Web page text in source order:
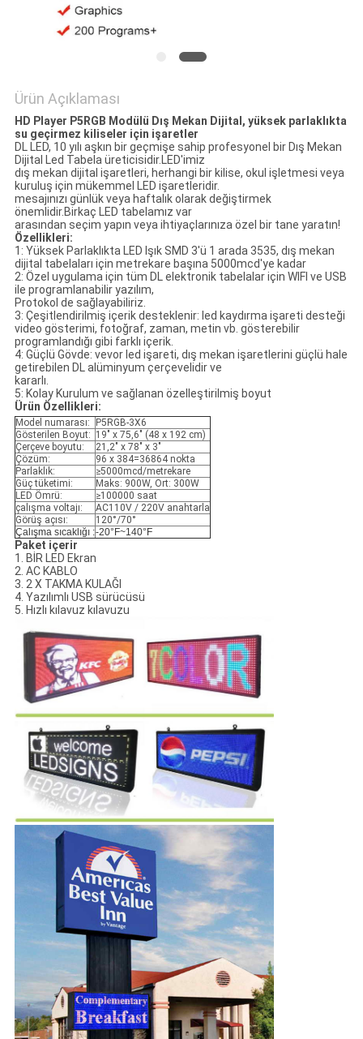
Ürün Açıklaması
HD Player P5RGB Modülü Dış Mekan Dijital, yüksek parlaklıkta
su geçirmez kiliseler için işaretler
DL LED, 10 yılı aşkın bir geçmişe sahip profesyonel bir Dış Mekan
Dijital Led Tabela üreticisidir.LED'imiz
dış mekan dijital işaretleri, herhangi bir kilise, okul işletmesi veya
kuruluş için mükemmel LED işaretleridir.
mesajınızı günlük veya haftalık olarak değiştirmek
önemlidir.Birkaç LED tabelamız var
arasından seçim yapın veya ihtiyaçlarınıza özel bir tane yaratın!
Özellikleri:
1: Yüksek Parlaklıkta LED Işık SMD 3'ü 1 arada 3535, dış mekan
dijital tabelaları için metrekare başına 5000mcd'ye kadar
2: Özel uygulama için tüm DL elektronik tabelalar için WIFI ve USB
ile programlanabilir yazılım,
Protokol de sağlayabiliriz.
3: Çeşitlendirilmiş içerik desteklenir: led kaydırma işareti desteği
video gösterimi, fotoğraf, zaman, metin vb. gösterebilir
programlandığı gibi farklı içerik.
4: Güçlü Gövde: vevor led işareti, dış mekan işaretlerini güçlü hale
getirebilen DL alüminyum çerçevelidir ve
kararlı.
5: Kolay Kurulum ve sağlanan özelleştirilmiş boyut
Ürün Özellikleri:
Model numarası:
P5RGB-3X6
Gösterilen Boyut: 19" x 75,6" (48 x 192 cm)
Çerçeve boyutu:
21,2" x 78" x 3"
Çözüm:
96 x 384=36864 nokta
Parlaklık:
≥5000mcd/metrekare
Güç tüketimi:
Maks: 900W, Ort: 300W
LED Ömrü:
≥100000 saat
çalışma voltajı:
AC110V / 220V anahtarla
Görüş açısı:
120°/70°
Çalışma sıcaklığı :-20°F~140°F
Paket içerir
1. BİR LED Ekran
2. AC KABLO
3. 2 X TAKMA KULAĞI
4. Yazılımlı USB sürücüsü
5. Hızlı kılavuz kılavuzu